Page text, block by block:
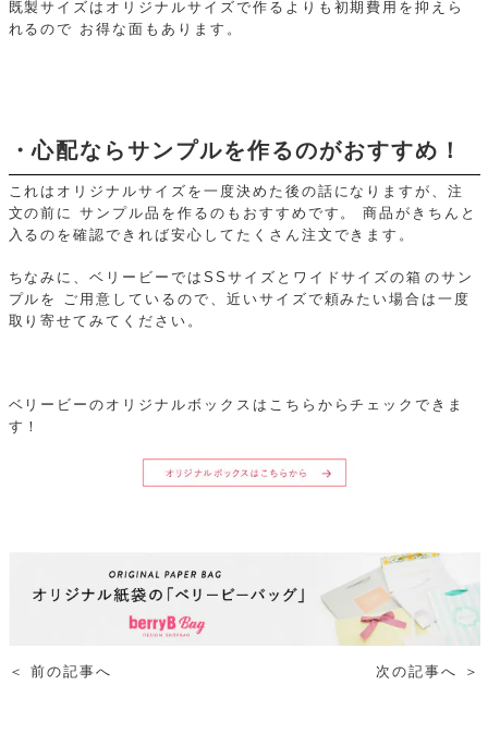
既製サイズはオリジナルサイズで作るよりも初期費用を抑えら
れるので
お得な面もあります。
・心配ならサンプルを作るのがおすすめ！
これはオリジナルサイズを一度決めた後の話になりますが、注
文の前に
サンプル品を作るのもおすすめです。
商品がきちんと
入るのを確認できれば安心してたくさん注文できます。
ちなみに、ベリービーではSSサイズとワイドサイズの箱のサン
プルを
ご用意しているので、近いサイズで頼みたい場合は一度
取り寄せてみてください。
ベリービーのオリジナルボックスはこちらからチェックできま
す！
＜前の記事へ 次の記事へ ＞